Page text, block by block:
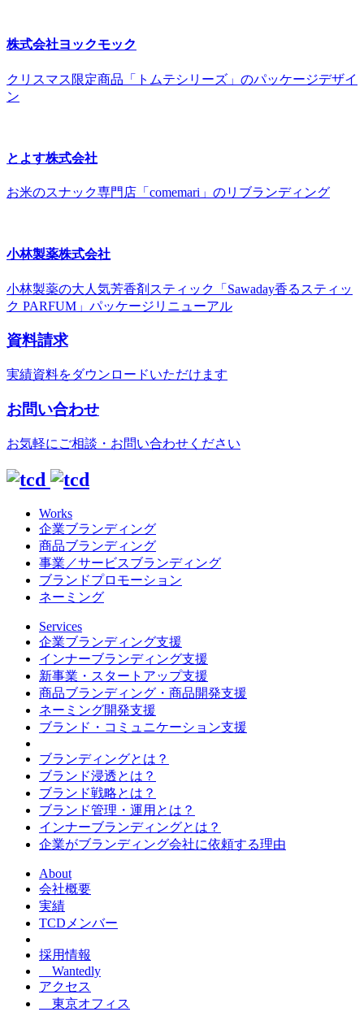
株式会社ヨックモック
クリスマス限定商品「トムテシリーズ」のパッケージデザイ
ン
とよす株式会社
お米のスナック専門店「comemari」のリブランディング
小林製薬株式会社
小林製薬の大人気芳香剤スティック「Sawaday香るスティッ
ク PARFUM」パッケージリニューアル
資料請求
実績資料をダウンロードいただけます
お問い合わせ
お気軽にご相談・お問い合わせください
Works
企業ブランディング
商品ブランディング
事業／サービスブランディング
ブランドプロモーション
ネーミング
Services
企業ブランディング支援
インナーブランディング支援
新事業・スタートアップ支援
商品ブランディング・商品開発支援
ネーミング開発支援
ブランド・コミュニケーション支援
ブランディングとは？
ブランド浸透とは？
ブランド戦略とは？
ブランド管理・運用とは？
インナーブランディングとは？
企業がブランディング会社に依頼する理由
About
会社概要
実績
TCDメンバー
採用情報
Wantedly
アクセス
東京オフィス